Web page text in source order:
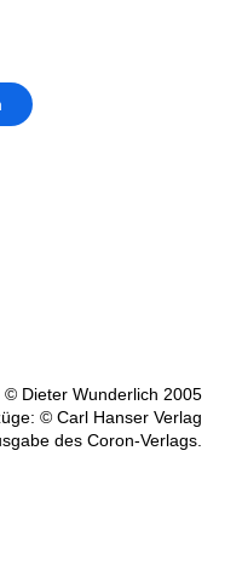
Dieter Wunderlich 2005
© Carl Hanser Verlag
des Coron-Verlags.